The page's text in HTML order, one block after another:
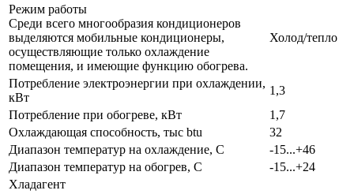
Режим работы
Среди всего многообразия кондиционеров
выделяются мобильные кондиционеры,
осуществляющие только охлаждение
помещения, и имеющие функцию обогрева.
Холод/тепло
Потребление электроэнергии при охлаждении,
кВт
1,3
Потребление при обогреве, кВт
1,7
Охлаждающая способность, тыс btu
32
Диапазон температур на охлаждение, С
-15...+46
Диапазон температур на обогрев, С
-15...+24
Хладагент